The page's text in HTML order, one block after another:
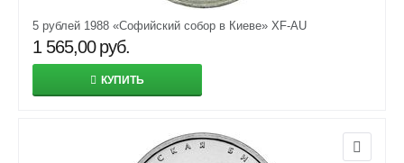
5 рублей 1988 «Софийский собор в Киеве» XF-AU
1 565,00 руб.
КУПИТЬ